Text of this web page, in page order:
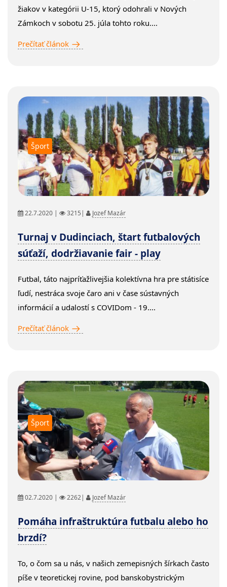
žiakov v kategórii U-15, ktorý odohrali v Nových
Zámkoch v sobotu 25. júla tohto roku....
Prečítať článok
Šport
22.7.2020 | 3215| Jozef Mazár
Turnaj v Dudinciach, štart futbalových
súťaží, dodržiavanie fair - play
Futbal, táto najpríťažlivejšia kolektívna hra pre státisíce
ľudí, nestráca svoje čaro ani v čase sústavných
informácií a udalostí s COVIDom - 19....
Prečítať článok
Šport
02.7.2020 | 2262| Jozef Mazár
Pomáha infraštruktúra futbalu alebo ho
brzdí?
To, o čom sa u nás, v našich zemepisných šírkach často
píše v teoretickej rovine, pod banskobystrickým